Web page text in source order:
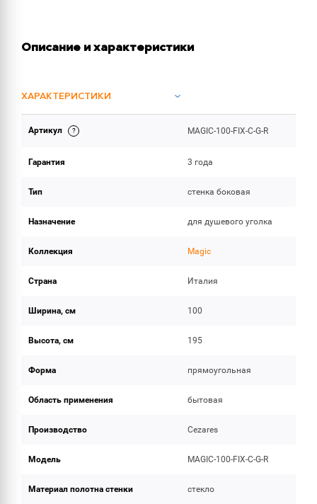
Описание и характеристики
ХАРАКТЕРИСТИКИ
ОБЪЕМ ПОСТАВКИ
Артикул MAGIC-100-FIX-C-G-R
Гарантия 3 года
Тип стенка боковая
Назначение для душевого уголка
Коллекция Magic
Страна Италия
Ширина, см 100
Высота, см 195
Форма прямоугольная
Область применения бытовая
Производство Cezares
Модель MAGIC-100-FIX-C-G-R
Материал полотна стенки стекло